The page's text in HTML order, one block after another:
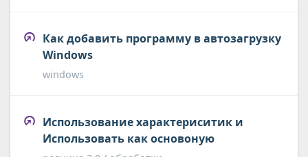
Как добавить программу в автозагрузку
Windows
windows
Использование характериситик и
Использовать как основоную